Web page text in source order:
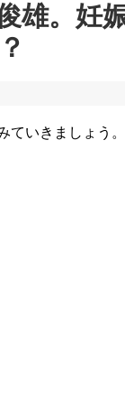
雄。妊
ていきましょう。